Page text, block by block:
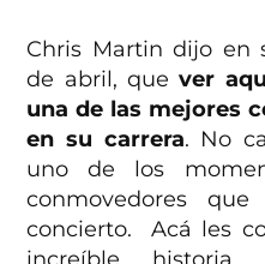
Chris Martin dijo en
de abril, que ver
una de las mejores
en su carrera. No
uno de los
conmovedores
concierto. Acá les